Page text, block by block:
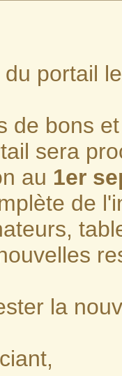
portail
de bons
sera
au 1er
de
la